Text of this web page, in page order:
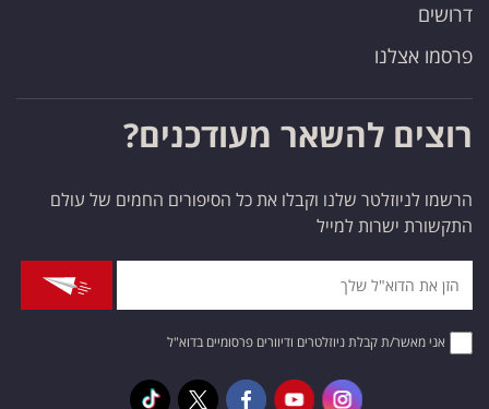
דרושים
פרסמו אצלנו
רוצים להשאר מעודכנים?
הרשמו לניוזלטר שלנו וקבלו את כל הסיפורים החמים של עולם
התקשורת ישרות למייל
אני מאשר/ת קבלת ניוזלטרים ודיוורים פרסומיים בדוא"ל